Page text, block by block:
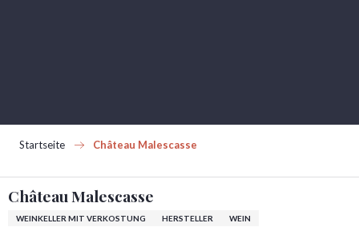
Startseite Château Malescasse
Château Malescasse
WEINKELLER MIT VERKOSTUNG HERSTELLER WEIN